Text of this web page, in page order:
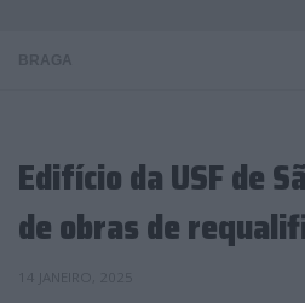
Edifício da USF de
de obras de